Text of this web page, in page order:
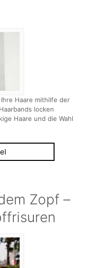
Haare mithilfe der
locken
Haare und die Wahl
Zopf –